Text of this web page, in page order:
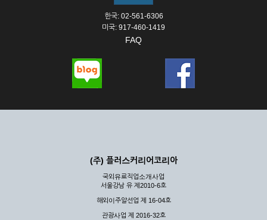
부 또는 일부를 일시적 또는 영구적으로 중지할 수 있습니다.
③ 기타 회사는 서비스를 제공할 수 없는 합당한 사유가 발생한
④ 회사는 제 2항 및 제 3항의 사유로 서비스의 제공이 일시적
여 배상하지 않습니다.
제3장 권리 및 의무
공할 수 있도록 최선의 노력을 다하여야 합니다.
게 누설, 배포하여서는 안됩니다. 다만, 관계법령에 의하여 국가
기관 등의 합법적인 요구가 있는 경우에는 해당 되지 않습니다.
③ 회사는 이용자로부터 제기되는 의견이나 불만이 정당하다고
인정할 경우에는 즉시 처리하여야 하며, 즉시 처리가 곤란한 경
한국: 02-561-6306
미국: 917-460-1419
FAQ
(주) 플러스커리어코리아
국외유료직업소개사업
서울강남 유 제2010-6호
해외이주알선업 제 16-04호
관광사업 제 2016-32호